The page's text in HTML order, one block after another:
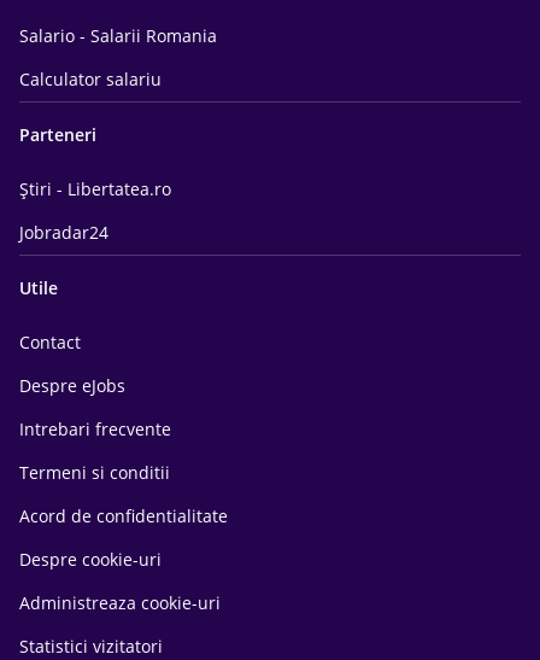
Salario - Salarii Romania
Calculator salariu
Parteneri
Știri - Libertatea.ro
Jobradar24
Utile
Contact
Despre eJobs
Intrebari frecvente
Termeni si conditii
Acord de confidentialitate
Despre cookie-uri
Administreaza cookie-uri
Statistici vizitatori